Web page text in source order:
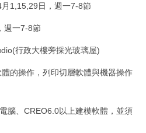
月1,15,29日，週一7-8節
週一7-8節
行政大樓旁採光玻璃屋)
的操作，列印切層軟體與機器操作
腦、CREO6.0以上建模軟體，並須